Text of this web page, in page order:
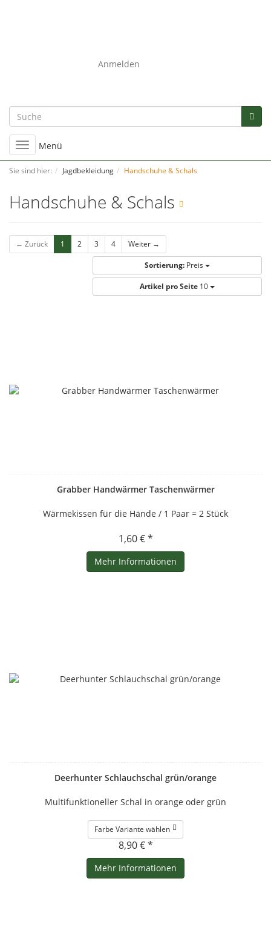
Anmelden
Umschalten
der
Navigation
Menü
Sie sind hier: Jagdbekleidung Handschuhe & Schals
Handschuhe & Schals
← Zurück 1 2 3 4 Weiter →
Sortierung: Preis
Artikel pro Seite 10
Grabber Handwärmer Taschenwärmer
Wärmekissen für die Hände / 1 Paar = 2 Stück
1,60 € *
Mehr Informationen
Deerhunter Schlauchschal grün/orange
Multifunktioneller Schal in orange oder grün
Farbe Variante wählen
8,90 € *
Mehr Informationen